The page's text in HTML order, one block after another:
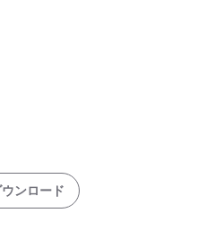
ンロード